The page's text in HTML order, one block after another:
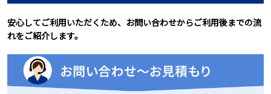
安心してご利用いただくため、お問い合わせからご利用後までの流
れをご紹介します。